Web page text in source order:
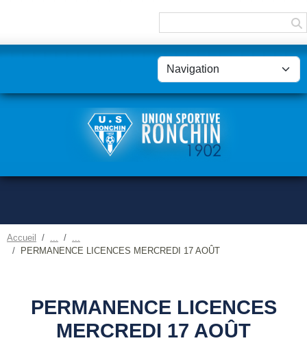
Accueil
PERMANENCE LICENCES MERCREDI 17 AOÛT
PERMANENCE LICENCES
MERCREDI 17 AOÛT